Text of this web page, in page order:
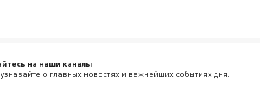
на наши каналы
о главных новостях и важнейших событиях дня.